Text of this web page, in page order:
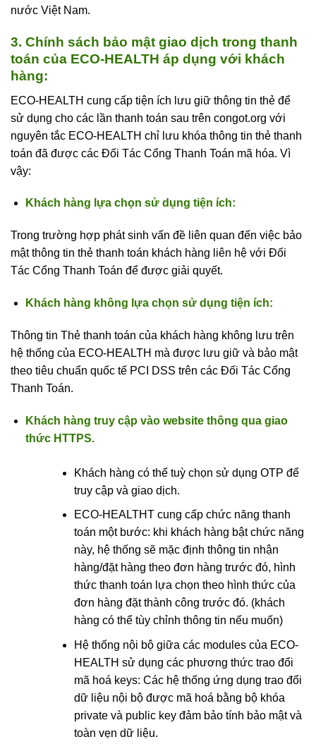
nước Việt Nam.
3. Chính sách bảo mật giao dịch trong thanh
toán của ECO-HEALTH áp dụng với khách
hàng:
ECO-HEALTH cung cấp tiện ích lưu giữ thông tin thẻ để
sử dụng cho các lần thanh toán sau trên congot.org với
nguyên tắc ECO-HEALTH chỉ lưu khóa thông tin thẻ thanh
toán đã được các Đối Tác Cổng Thanh Toán mã hóa. Vì
vậy:
Khách hàng lựa chọn sử dụng tiện ích:
Trong trường hợp phát sinh vấn đề liên quan đến việc bảo
mật thông tin thẻ thanh toán khách hàng liên hệ với Đối
Tác Cổng Thanh Toán để được giải quyết.
Khách hàng không lựa chọn sử dụng tiện ích:
Thông tin Thẻ thanh toán của khách hàng không lưu trên
hệ thống của ECO-HEALTH mà được lưu giữ và bảo mật
theo tiêu chuẩn quốc tế PCI DSS trên các Đối Tác Cổng
Thanh Toán.
Khách hàng truy cập vào website thông qua giao
thức HTTPS.
Khách hàng có thể tuỳ chọn sử dụng OTP để
truy cập và giao dịch.
ECO-HEALTHT cung cấp chức năng thanh
toán một bước: khi khách hàng bật chức năng
này, hệ thống sẽ mặc định thông tin nhận
hàng/đặt hàng theo đơn hàng trước đó, hình
thức thanh toán lựa chọn theo hình thức của
đơn hàng đặt thành công trước đó. (khách
hàng có thể tùy chỉnh thông tin nếu muốn)
Hệ thống nội bộ giữa các modules của ECO-
HEALTH sử dụng các phương thức trao đổi
mã hoá keys: Các hệ thống ứng dụng trao đổi
dữ liệu nội bộ được mã hoá bằng bộ khóa
private và public key đảm bảo tính bảo mật và
toàn vẹn dữ liệu.